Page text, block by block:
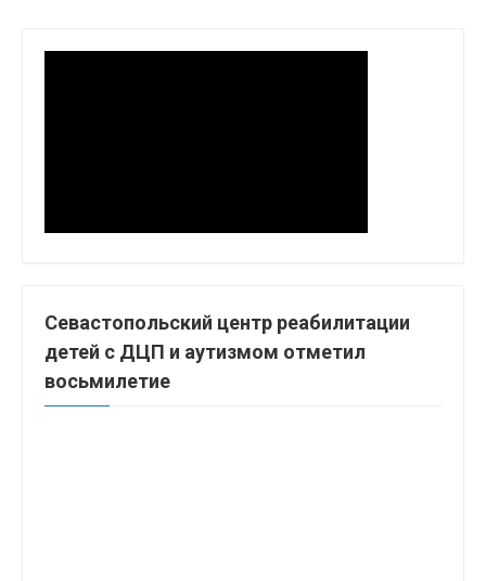
Севастопольский центр реабилитации
детей с ДЦП и аутизмом отметил
восьмилетие